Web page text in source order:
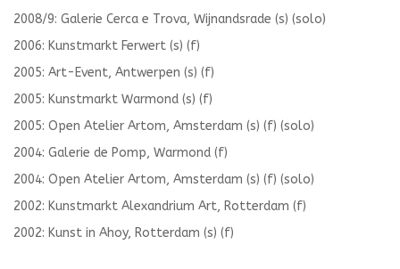
2008/9: Galerie Cerca e Trova, Wijnandsrade (s) (solo)
2006: Kunstmarkt Ferwert (s) (f)
2005: Art-Event, Antwerpen (s) (f)
2005: Kunstmarkt Warmond (s) (f)
2005: Open Atelier Artom, Amsterdam (s) (f) (solo)
2004: Galerie de Pomp, Warmond (f)
2004: Open Atelier Artom, Amsterdam (s) (f) (solo)
2002: Kunstmarkt Alexandrium Art, Rotterdam (f)
2002: Kunst in Ahoy, Rotterdam (s) (f)